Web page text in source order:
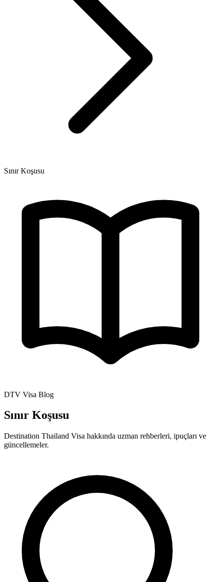
Sınır Koşusu
DTV Visa Blog
Sınır Koşusu
Destination Thailand Visa hakkında uzman rehberleri, ipuçları ve
güncellemeler.